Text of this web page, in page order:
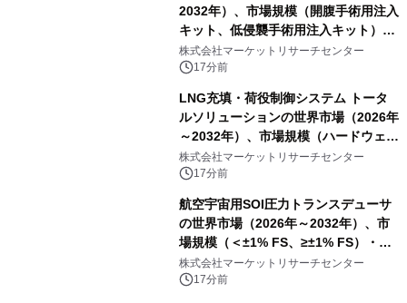
2032年）、市場規模（開腹手術用注入
キット、低侵襲手術用注入キット）・
分析レポートを発表
株式会社マーケットリサーチセンター
17分前
LNG充填・荷役制御システム トータ
ルソリューションの世界市場（2026年
～2032年）、市場規模（ハードウェ
ア、ソフトウェア、サービス）・分析
レポートを発表
株式会社マーケットリサーチセンター
17分前
航空宇宙用SOI圧力トランスデューサ
の世界市場（2026年～2032年）、市
場規模（＜±1% FS、≥±1% FS）・分
析レポートを発表
株式会社マーケットリサーチセンター
17分前